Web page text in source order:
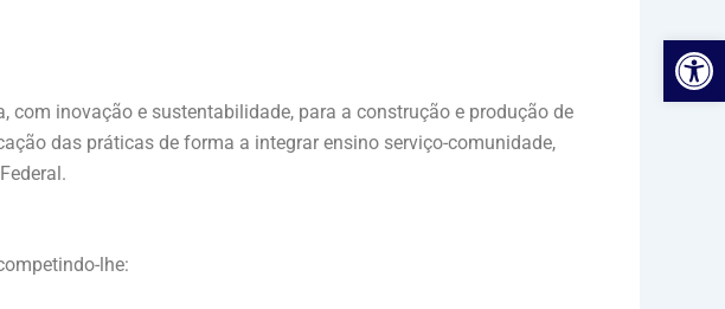
com inovação e sustentabilidade, para a construção e produção de
das práticas de forma a integrar ensino serviço-comunidade,
lhe: